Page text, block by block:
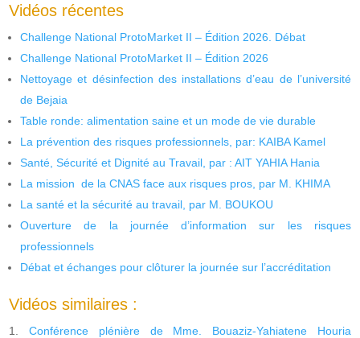
Vidéos récentes
Challenge National ProtoMarket II – Édition 2026. Débat
Challenge National ProtoMarket II – Édition 2026
Nettoyage et désinfection des installations d’eau de l’université
de Bejaia
Table ronde: alimentation saine et un mode de vie durable
La prévention des risques professionnels, par: KAIBA Kamel
Santé, Sécurité et Dignité au Travail, par : AIT YAHIA Hania
La mission de la CNAS face aux risques pros, par M. KHIMA
La santé et la sécurité au travail, par M. BOUKOU
Ouverture de la journée d’information sur les risques
professionnels
Débat et échanges pour clôturer la journée sur l’accréditation
Vidéos similaires :
Conférence plénière de Mme. Bouaziz-Yahiatene Houria